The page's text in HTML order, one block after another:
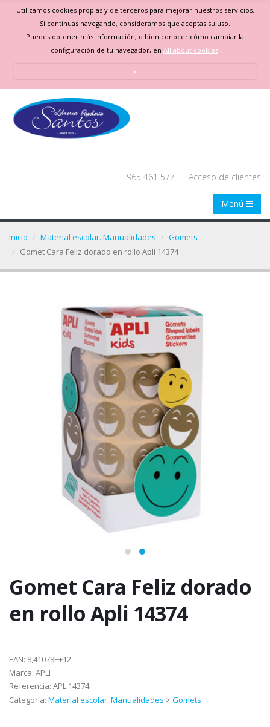
Utilizamos cookies propias y de terceros para mejorar nuestros servicios.
Si continuas navegando, consideramos que aceptas su uso.
Puedes obtener más información, o bien conocer cómo cambiar la
configuración de tu navegador, en All about cookies.
x
965 461 577 Acceso de clientes
Menú
Inicio Material escolar. Manualidades
Gomets
Gomet Cara Feliz dorado en rollo Apli 14374
Gomet Cara Feliz dorado
en rollo Apli 14374
EAN: 8,41078E+12
Marca: APLI
Referencia: APL 14374
Categoría: Material escolar. Manualidades > Gomets